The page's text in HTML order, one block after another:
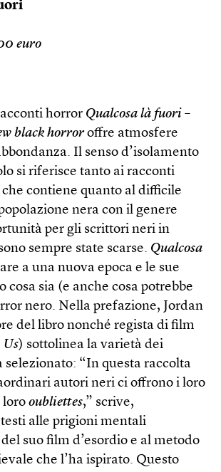
euro
horror Qualcosa là fuori –
black horroroffre atmosfere
Il senso d’isolamento
si riferisce tanto ai racconti
contiene quanto al difficile
nera con il genere
per gli scrittori neri in
sempre state scarse. Qualcosa
a una nuova epoca e le sue
cosa sia (e anche cosa potrebbe
nero. Nella prefazione, Jordan
del libro nonché regista di film
Us) sottolinea la varietà dei
selezionato: “In questa raccolta
autori neri ci offrono i loro
loro oubliettes,” scrive,
alle prigioni mentali
suo film d’esordio e al metodo
che l’ha ispirato. Questo